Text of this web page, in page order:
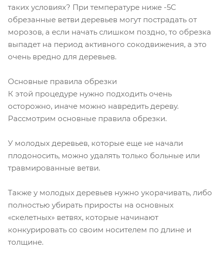
таких условиях? При температуре ниже -5С
обрезанные ветви деревьев могут пострадать от
морозов, а если начать слишком поздно, то обрезка
выпадет на период активного сокодвижения, а это
очень вредно для деревьев.
Основные правила обрезки
К этой процедуре нужно подходить очень
осторожно, иначе можно навредить дереву.
Рассмотрим основные правила обрезки.
У молодых деревьев, которые еще не начали
плодоносить, можно удалять только больные или
травмированные ветви.
Также у молодых деревьев нужно укорачивать, либо
полностью убирать приросты на основных
«скелетных» ветвях, которые начинают
конкурировать со своим носителем по длине и
толщине.